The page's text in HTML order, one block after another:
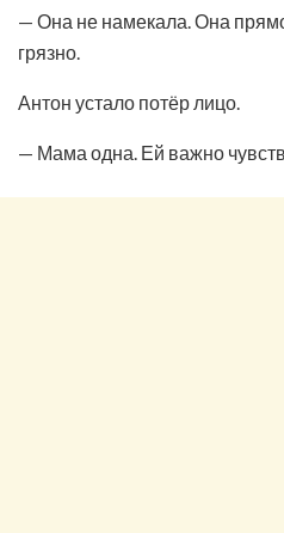
— Она не намекала. Она
грязно.
Антон устало потёр лицо.
— Мама одна. Ей важно